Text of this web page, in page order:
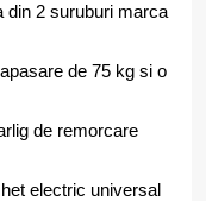
din 2 suruburi marca
de 75 kg si o
de remorcare
electric universal